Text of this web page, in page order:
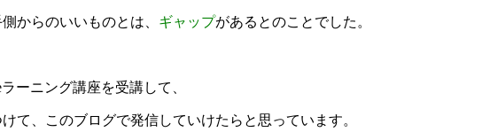
からのいいものとは、 ギャップがあるとのことでした。
ーニング講座を受講して、
て、このブログで発信していけたらと思っています。